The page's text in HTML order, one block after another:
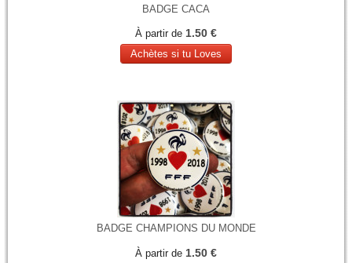
BADGE CACA
À partir de 1.50 €
Achètes si tu Loves
BADGE CHAMPIONS DU MONDE
À partir de 1.50 €